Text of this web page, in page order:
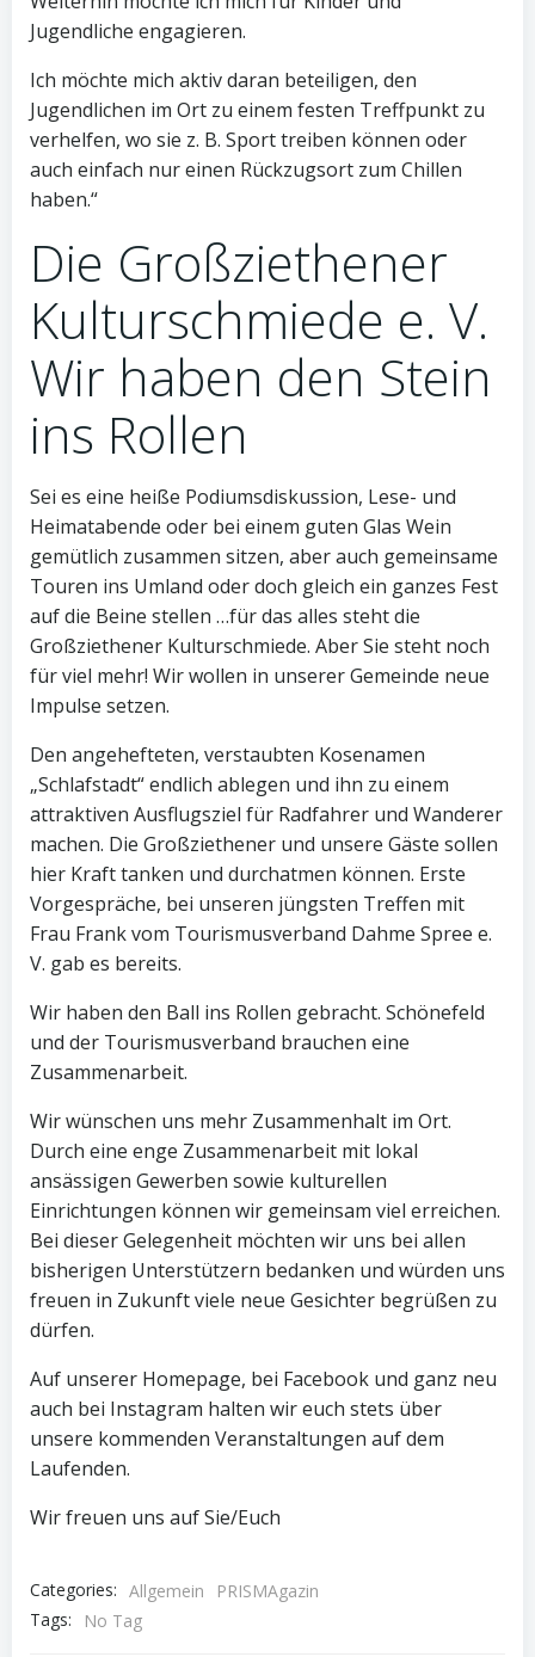
Jugendliche engagieren.
Ich möchte mich aktiv daran beteiligen, den
Jugendlichen im Ort zu einem festen Treffpunkt zu
verhelfen, wo sie z. B. Sport treiben können oder
auch einfach nur einen Rückzugsort zum Chillen
haben.“
Die Großziethener
Kulturschmiede e. V.
Wir haben den Stein
ins Rollen
Sei es eine heiße Podiumsdiskussion, Lese- und
Heimatabende oder bei einem guten Glas Wein
gemütlich zusammen sitzen, aber auch gemeinsame
Touren ins Umland oder doch gleich ein ganzes Fest
auf die Beine stellen …für das alles steht die
Großziethener Kulturschmiede. Aber Sie steht noch
für viel mehr! Wir wollen in unserer Gemeinde neue
Impulse setzen.
Den angehefteten, verstaubten Kosenamen
„Schlafstadt“ endlich ablegen und ihn zu einem
attraktiven Ausflugsziel für Radfahrer und Wanderer
machen. Die Großziethener und unsere Gäste sollen
hier Kraft tanken und durchatmen können. Erste
Vorgespräche, bei unseren jüngsten Treffen mit
Frau Frank vom Tourismusverband Dahme Spree e.
V. gab es bereits.
Wir haben den Ball ins Rollen gebracht. Schönefeld
und der Tourismusverband brauchen eine
Zusammenarbeit.
Wir wünschen uns mehr Zusammenhalt im Ort.
Durch eine enge Zusammenarbeit mit lokal
ansässigen Gewerben sowie kulturellen
Einrichtungen können wir gemeinsam viel erreichen.
Bei dieser Gelegenheit möchten wir uns bei allen
bisherigen Unterstützern bedanken und würden uns
freuen in Zukunft viele neue Gesichter begrüßen zu
dürfen.
Auf unserer Homepage, bei Facebook und ganz neu
auch bei Instagram halten wir euch stets über
unsere kommenden Veranstaltungen auf dem
Laufenden.
Wir freuen uns auf Sie/Euch
Categories: Allgemein
PRISMAgazin
Tags:
No Tag